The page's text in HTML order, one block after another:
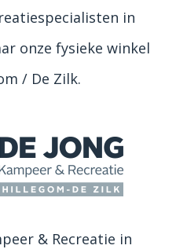
in
onze fysieke winkel
/ De Zilk.
& Recreatie in